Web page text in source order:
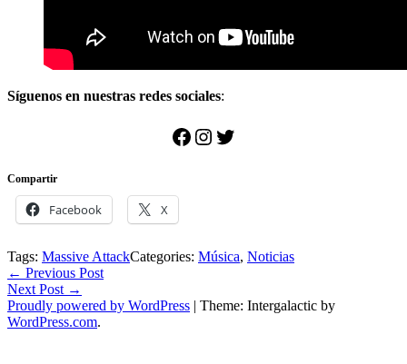
Síguenos en nuestras redes sociales:
Facebook
Instagram
Twitter
Compartir
Facebook X
Tags: Massive AttackCategories: Música, Noticias
Post
navigation
← Previous Post
Next Post →
Proudly powered by WordPress | Theme: Intergalactic by
WordPress.com.